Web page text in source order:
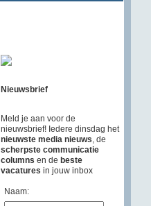
Nieuwsbrief
Meld je aan voor de
nieuwsbrief! Iedere dinsdag het
nieuwste media nieuws , de
scherpste communicatie
columns en de beste
vacatures in jouw inbox
Naam: